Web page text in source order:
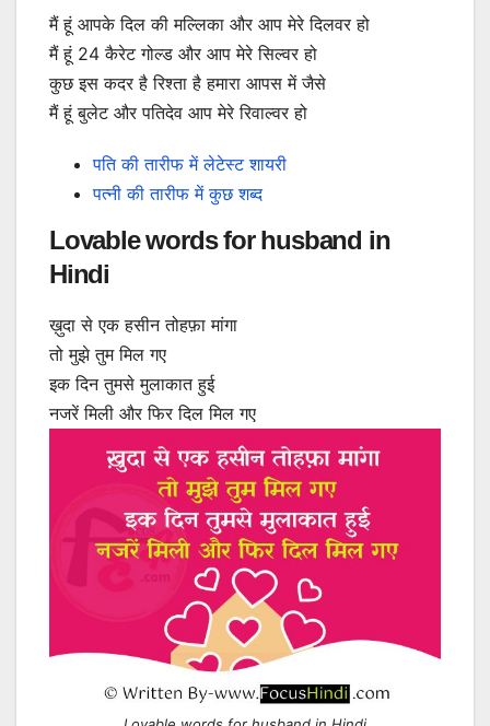
मैं हूं आपके दिल की मल्लिका और आप मेरे दिलवर हो
मैं हूं 24 कैरेट गोल्ड और आप मेरे सिल्वर हो
कुछ इस कदर है रिश्ता है हमारा आपस में जैसे
मैं हूं बुलेट और पतिदेव आप मेरे रिवाल्वर हो
पति की तारीफ में लेटेस्ट शायरी
पत्नी की तारीफ में कुछ शब्द
Lovable words for husband in
Hindi
ख़ुदा से एक हसीन तोहफ़ा मांगा
तो मुझे तुम मिल गए
इक दिन तुमसे मुलाकात हुई
नजरें मिली और फिर दिल मिल गए